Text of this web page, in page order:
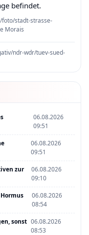
befindet.
foto/stadt-strasse-
Morais
ndr-wdr/tuev-sued-
06.08.2026
09:51
06.08.2026
09:51
zur
06.08.2026
09:10
06.08.2026
08:54
sonst 06.08.2026
08:53